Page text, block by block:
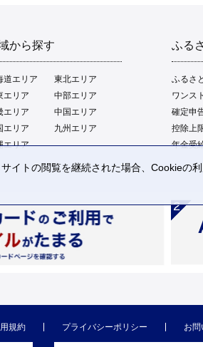
から探す
道エリア
東北エリア
エリア
中部エリア
エリア
中国エリア
エリア
九州エリア
エリア
ふる
ふるさ
ワンス
確定申
控除上
年金受
規約 プライバシーポリシー お問
イトの閲覧を継続された場合、Cookieの